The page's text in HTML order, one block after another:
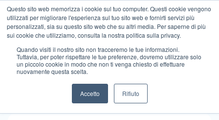
Questo sito web memorizza i cookie sul tuo computer. Questi cookie vengono
utilizzati per migliorare l'esperienza sul tuo sito web e fornirti servizi più
personalizzati, sia su questo sito web che su altri media. Per saperne di più
sui cookie che utilizziamo, consulta la nostra politica sulla privacy.
Quando visiti il ​​nostro sito non tracceremo le tue informazioni.
Tuttavia, per poter rispettare le tue preferenze, dovremo utilizzare solo
un piccolo cookie in modo che non ti venga chiesto di effettuare
nuovamente questa scelta.
Accetto Rifiuto